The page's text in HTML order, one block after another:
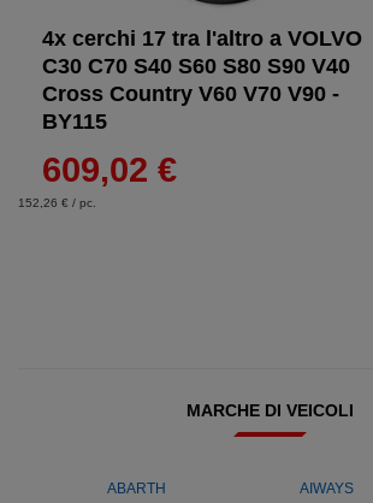
4x cerchi 17 tra l'altro a VOLVO
C30 C70 S40 S60 S80 S90 V40
Cross Country V60 V70 V90 -
BY115
609,02 €
152,26 € / pc.
MARCHE DI VEICOLI
ABARTH AIWAYS